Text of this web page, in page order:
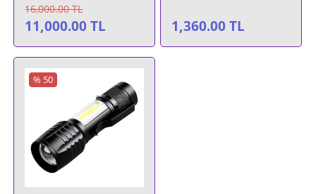
16,000.00TL
11,000.00 TL 1,360.00 TL
% 50